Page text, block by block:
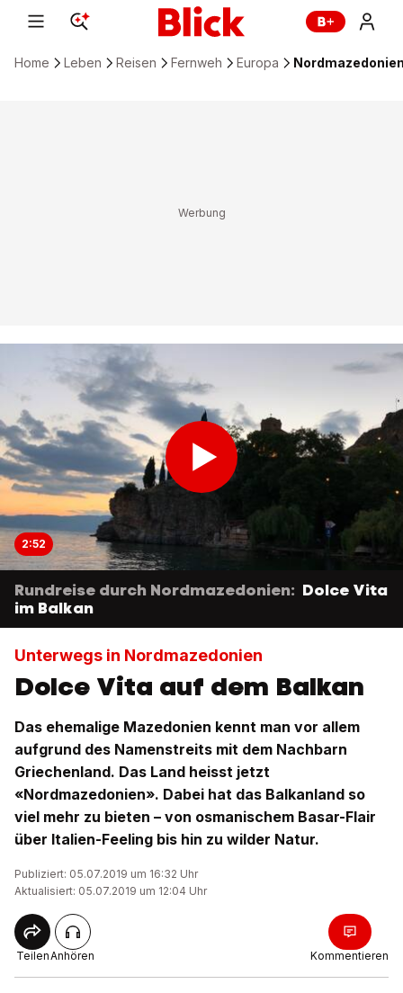
Home Leben Reisen Fernweh Europa
2:52
Rundreise durch Nordmazedonien: Dolce Vita
im Balkan
Unterwegs in Nordmazedonien
Dolce Vita auf dem Balkan
Das ehemalige Mazedonien kennt man vor allem
aufgrund des Namenstreits mit dem Nachbarn
Griechenland. Das Land heisst jetzt
«Nordmazedonien». Dabei hat das Balkanland so
viel mehr zu bieten – von osmanischem Basar-Flair
über Italien-Feeling bis hin zu wilder Natur.
Publiziert: 05.07.2019 um 16:32 Uhr
Aktualisiert: 05.07.2019 um 12:04 Uhr
TeilenAnhören Kommentieren